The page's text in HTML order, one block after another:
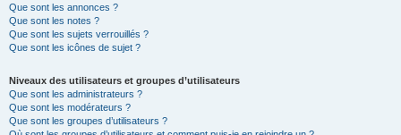
Que sont les annonces ?
Que sont les notes ?
Que sont les sujets verrouillés ?
Que sont les icônes de sujet ?
Niveaux des utilisateurs et groupes d’utilisateurs
Que sont les administrateurs ?
Que sont les modérateurs ?
Que sont les groupes d’utilisateurs ?